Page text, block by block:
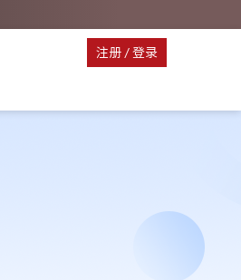
注册 / 登录